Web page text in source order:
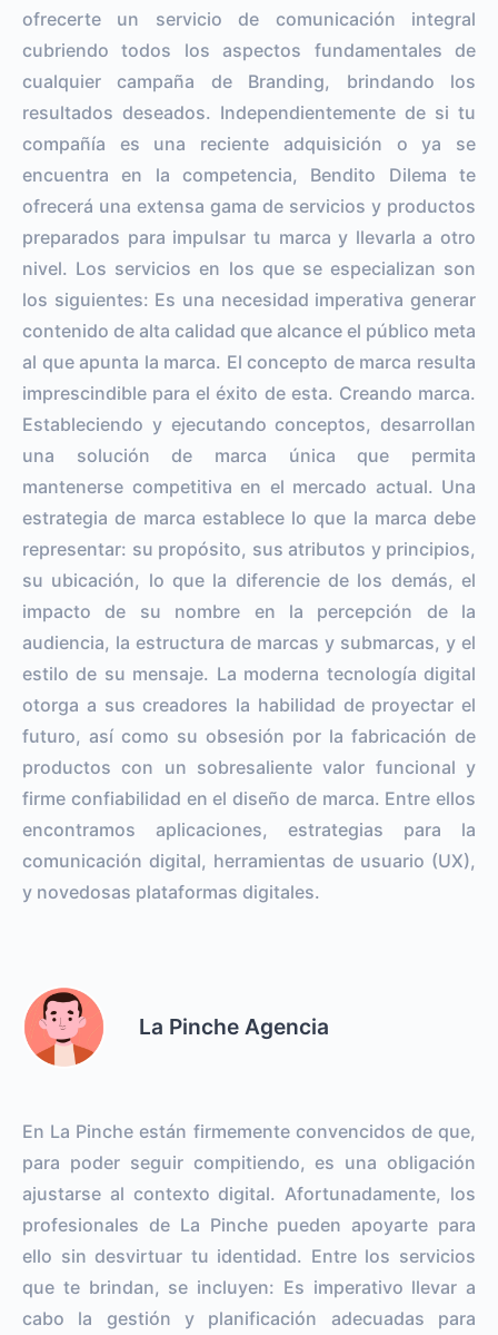
ofrecerte un servicio de comunicación integral
cubriendo todos los aspectos fundamentales de
cualquier campaña de Branding, brindando los
resultados deseados. Independientemente de si tu
compañía es una reciente adquisición o ya se
encuentra en la competencia, Bendito Dilema te
ofrecerá una extensa gama de servicios y productos
preparados para impulsar tu marca y llevarla a otro
nivel. Los servicios en los que se especializan son
los siguientes: Es una necesidad imperativa generar
contenido de alta calidad que alcance el público meta
al que apunta la marca. El concepto de marca resulta
imprescindible para el éxito de esta. Creando marca.
Estableciendo y ejecutando conceptos, desarrollan
una solución de marca única que permita
mantenerse competitiva en el mercado actual. Una
estrategia de marca establece lo que la marca debe
representar: su propósito, sus atributos y principios,
su ubicación, lo que la diferencie de los demás, el
impacto de su nombre en la percepción de la
audiencia, la estructura de marcas y submarcas, y el
estilo de su mensaje. La moderna tecnología digital
otorga a sus creadores la habilidad de proyectar el
futuro, así como su obsesión por la fabricación de
productos con un sobresaliente valor funcional y
firme confiabilidad en el diseño de marca. Entre ellos
encontramos aplicaciones, estrategias para la
comunicación digital, herramientas de usuario (UX),
y novedosas plataformas digitales.
La Pinche Agencia
En La Pinche están firmemente convencidos de que,
para poder seguir compitiendo, es una obligación
ajustarse al contexto digital. Afortunadamente, los
profesionales de La Pinche pueden apoyarte para
ello sin desvirtuar tu identidad. Entre los servicios
que te brindan, se incluyen: Es imperativo llevar a
cabo la gestión y planificación adecuadas para